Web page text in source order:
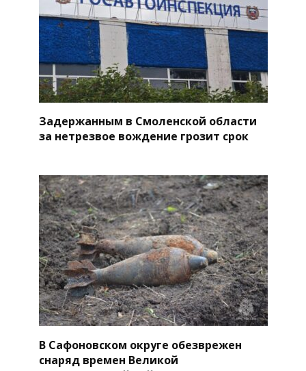
Задержанным в Смоленской области
за нетрезвое вождение грозит срок
В Сафоновском округе обезврежен
снаряд времен Великой